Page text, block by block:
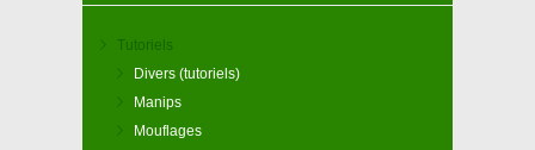
Tutoriels
Divers (tutoriels)
Manips
Mouflages